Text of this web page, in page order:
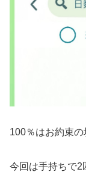
100％はお約束の
今回は手持ちで2